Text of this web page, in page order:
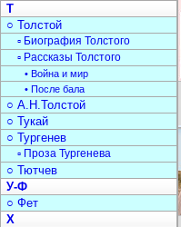
Т
○ Толстой
▫ Биография Толстого
▫ Рассказы Толстого
• Война и мир
• После бала
○ А.Н.Толстой
○ Тукай
○ Тургенев
▫ Проза Тургенева
○ Тютчев
У-Ф
○ Фет
Х